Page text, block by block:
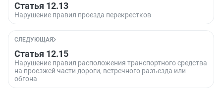
Статья 12.13
Нарушение правил проезда перекрестков
СЛЕДУЮЩАЯ
Статья 12.15
Нарушение правил расположения транспортного средства
на проезжей части дороги, встречного разъезда или
обгона